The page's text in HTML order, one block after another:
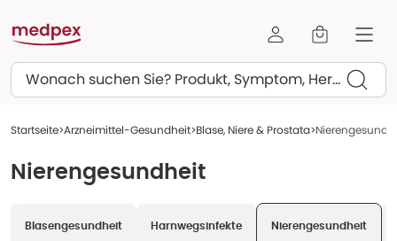
Suchen
Startseite Arzneimittel-Gesundheit Blase, Niere & Prostata
Nierengesundheit
Blasengesundheit Harnwegsinfekte Nierengesundheit